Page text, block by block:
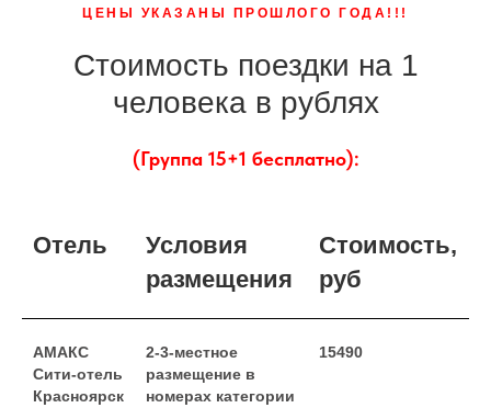
ЦЕНЫ УКАЗАНЫ ПРОШЛОГО ГОДА!!!
Стоимость поездки на 1
человека в рублях
(Группа 15+1 бесплатно):
Отель
Условия
размещения
Стоимость,
руб
АМАКС
Сити-отель
Красноярск
2-3-местное
размещение в
номерах категории
15490